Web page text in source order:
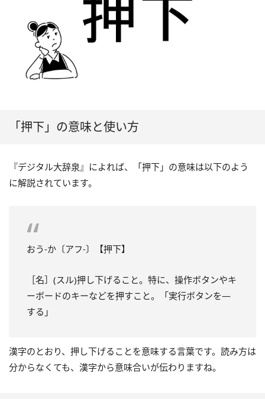
「押下」の意味と使い方
『デジタル大辞泉』によれば、「押下」の意味は以下のよう
に解説されています。
おう‐か〔アフ‐〕【押下】
［名］(スル)押し下げること。特に、操作ボタンやキ
ーボードのキーなどを押すこと。「実行ボタンを―
する」
漢字のとおり、押し下げることを意味する言葉です。読み方は
分からなくても、漢字から意味合いが伝わりますね。